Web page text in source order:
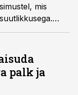
mis
säiliks ja kuidas
võtab
ning
räägitakse.
palk ja